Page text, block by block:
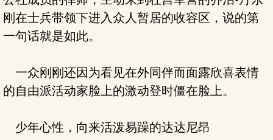
刚在士兵带领下进入众人暂居的收容区，说的第
一句话就是如此。
一众刚刚还因为看见在外同伴而面露欣喜表情
的自由派活动家脸上的激动登时僵在脸上。
少年心性，向来活泼易躁的达达尼昂